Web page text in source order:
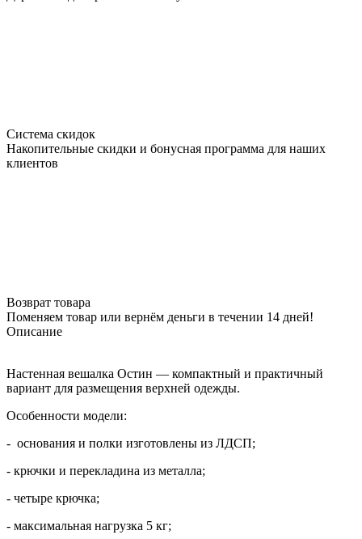
Система скидок
Накопительные скидки и бонусная программа для наших
клиентов
Возврат товара
Поменяем товар или вернём деньги в течении 14 дней!
Описание
Настенная вешалка Остин — компактный и практичный
вариант для размещения верхней одежды.
Особенности модели:
- основания и полки изготовлены из ЛДСП;
- крючки и перекладина из металла;
- четыре крючка;
- максимальная нагрузка 5 кг;